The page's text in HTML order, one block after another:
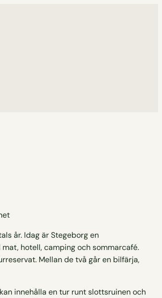
år. Idag är Stegeborg en
hotell, camping och sommarcafé.
Mellan de två går en bilfärja,
innehålla en tur runt slottsruinen och